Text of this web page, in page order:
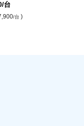
/台
/台 )